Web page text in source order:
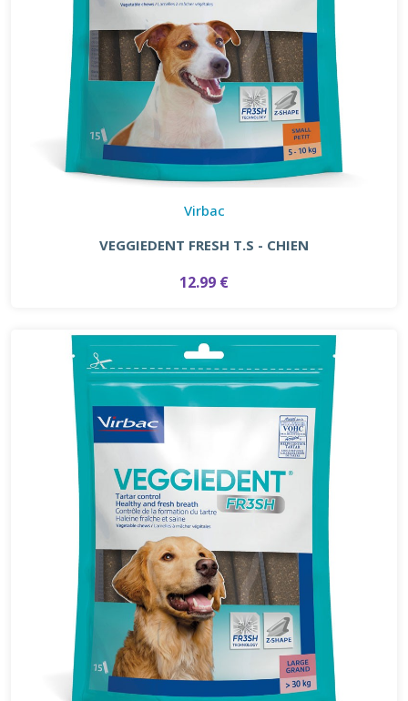
Virbac
VEGGIEDENT FRESH T.S - CHIEN
12.99 €